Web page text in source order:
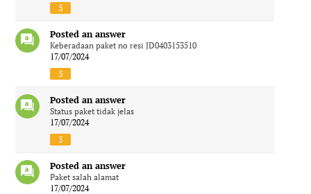
5
Posted an answer
Keberadaan paket no resi JD0403153510
17/07/2024
5
Posted an answer
Status paket tidak jelas
17/07/2024
5
Posted an answer
Paket salah alamat
17/07/2024